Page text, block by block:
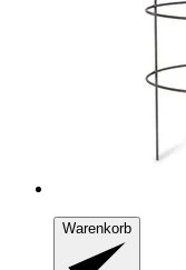
Warenkorb